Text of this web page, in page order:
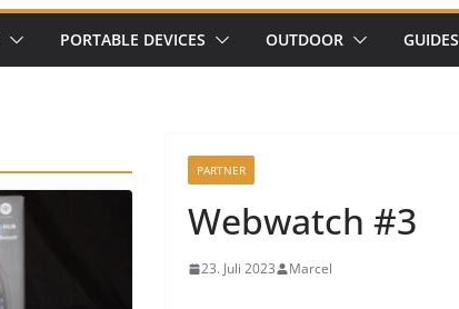
PORTABLE DEVICES OUTDOOR GUIDES
PARTNER
Webwatch #3
23. Juli 2023 Marcel